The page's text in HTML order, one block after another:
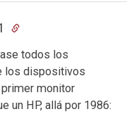
todos los
los dispositivos
monitor
un HP, allá por 1986: